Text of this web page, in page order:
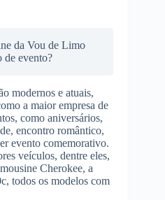
da Vou de Limo
de evento?
modernos e atuais,
a maior empresa de
como aniversários,
encontro romântico,
evento comemorativo.
veículos, dentre eles,
Cherokee, a
todos os modelos com